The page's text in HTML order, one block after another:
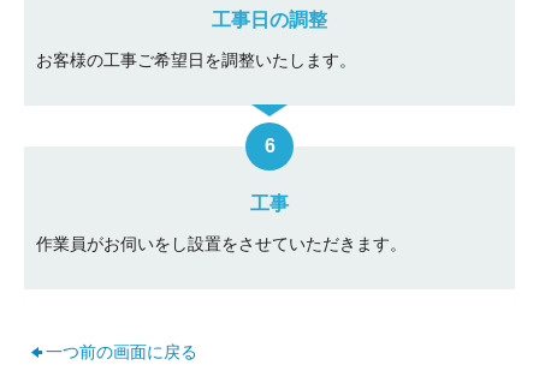
工事日の調整
お客様の工事ご希望日を調整いたします。
工事
作業員がお伺いをし設置をさせていただきます。
一つ前の画面に戻る